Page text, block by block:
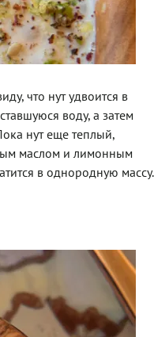
что нут удвоится в
воду, а затем
нут еще теплый,
маслом и лимонным
в однородную массу.